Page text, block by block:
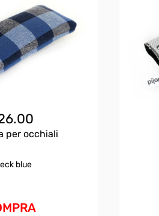
per occhiali
blue